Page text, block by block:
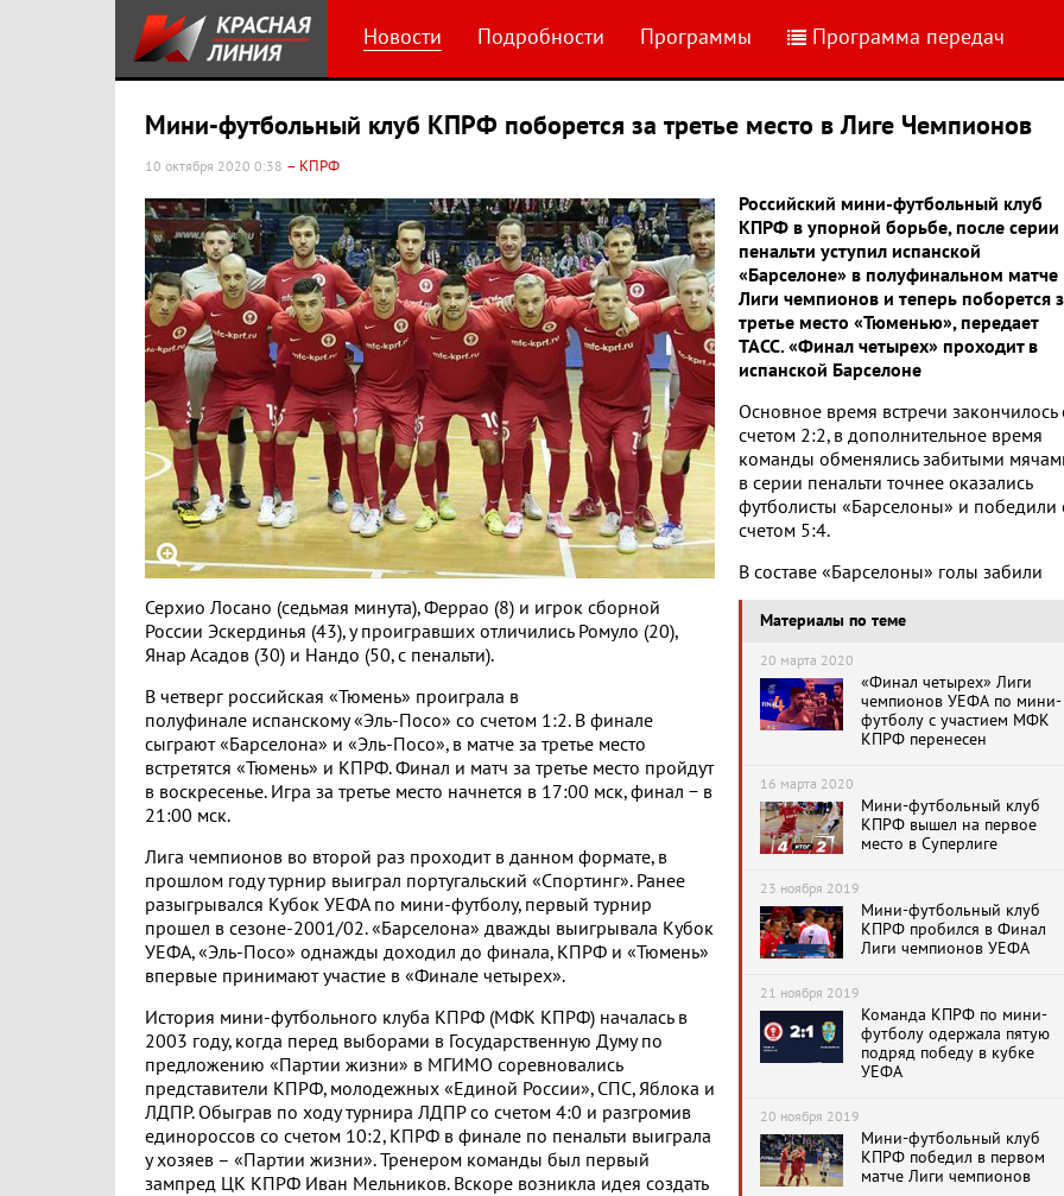
Новости Подробности Программы Программа передач
Мини-футбольный клуб КПРФ поборется за третье место в Лиге Чемпионов
10 октября 2020 0:38 – КПРФ
Российский мини-футбольный клуб
КПРФ в упорной борьбе, после серии
пенальти уступил испанской
«Барселоне» в полуфинальном матче
Лиги чемпионов и теперь поборется
третье место «Тюменью», передает
ТАСС. «Финал четырех» проходит в
испанской Барселоне
Материалы по теме
20 марта 2020
«Финал четырех» Лиги
чемпионов УЕФА по мини-
футболу с участием МФК
КПРФ перенесен
16 марта 2020
Мини-футбольный клуб
КПРФ вышел на первое
место в Суперлиге
23 ноября 2019
Мини-футбольный клуб
КПРФ пробился в Финал
Лиги чемпионов УЕФА
21 ноября 2019
Команда КПРФ по мини-
футболу одержала пятую
подряд победу в кубке
УЕФА
20 ноября 2019
Мини-футбольный клуб
КПРФ победил в первом
матче Лиги чемпионов
Основное время встречи закончилось
счетом 2:2, в дополнительное время
команды обменялись забитыми
в серии пенальти точнее оказались
футболисты «Барселоны» и победили
счетом 5:4.
В составе «Барселоны» голы забили
Серхио Лосано (седьмая минута), Феррао (8) и игрок сборной
России Эскердинья (43), у проигравших отличились Ромуло (20),
Янар Асадов (30) и Нандо (50, с пенальти).
В четверг российская «Тюмень» проиграла в
полуфинале испанскому «Эль-Посо» со счетом 1:2. В финале
сыграют «Барселона» и «Эль-Посо», в матче за третье место
встретятся «Тюмень» и КПРФ. Финал и матч за третье место пройдут
в воскресенье. Игра за третье место начнется в 17:00 мск, финал − в
21:00 мск.
Лига чемпионов во второй раз проходит в данном формате, в
прошлом году турнир выиграл португальский «Спортинг». Ранее
разыгрывался Кубок УЕФА по мини-футболу, первый турнир
прошел в сезоне-2001/02. «Барселона» дважды выигрывала Кубок
УЕФА, «Эль-Посо» однажды доходил до финала, КПРФ и «Тюмень»
впервые принимают участие в «Финале четырех».
История мини-футбольного клуба КПРФ (МФК КПРФ) началась в
2003 году, когда перед выборами в Государственную Думу по
предложению «Партии жизни» в МГИМО соревновались
представители КПРФ, молодежных «Единой России», СПС, Яблока и
ЛДПР. Обыграв по ходу турнира ЛДПР со счетом 4:0 и разгромив
единороссов со счетом 10:2, КПРФ в финале по пенальти выиграла
у хозяев – «Партии жизни». Тренером команды был первый
зампред ЦК КПРФ Иван Мельников. Вскоре возникла идея создать